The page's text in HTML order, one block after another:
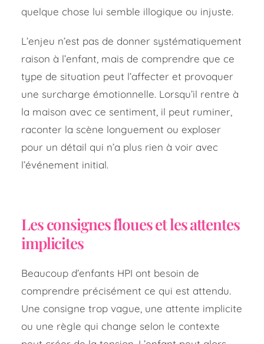
quelque chose lui semble illogique ou injuste.
L’enjeu n’est pas de donner systématiquement
raison à l’enfant, mais de comprendre que ce
type de situation peut l’affecter et provoquer
une surcharge émotionnelle. Lorsqu’il rentre à
la maison avec ce sentiment, il peut ruminer,
raconter la scène longuement ou exploser
pour un détail qui n’a plus rien à voir avec
l’événement initial.
Les consignes floues et les attentes
implicites
Beaucoup d’enfants HPI ont besoin de
comprendre précisément ce qui est attendu.
Une consigne trop vague, une attente implicite
ou une règle qui change selon le contexte